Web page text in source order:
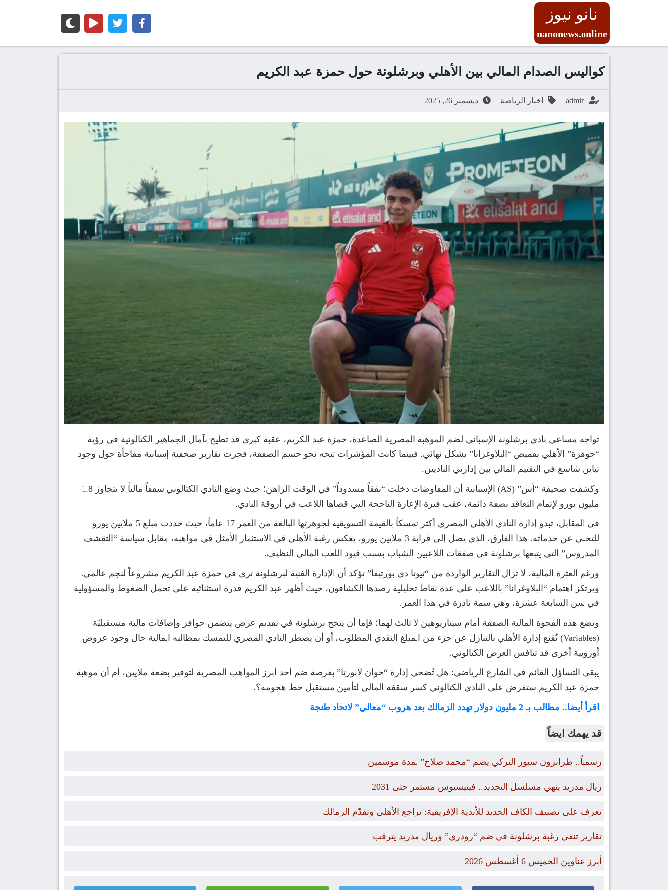
نانو نيوز
nanonews.online
كواليس الصدام المالي بين الأهلي وبرشلونة حول حمزة عبد الكريم
admin اخبار الرياضة ديسمبر 26, 2025
تواجه مساعي نادي برشلونة الإسباني لضم الموهبة المصرية الصاعدة، حمزة عبد الكريم، عقبة كبرى قد تطيح بآمال الجماهير الكتالونية في رؤية
“جوهرة” الأهلي بقميص “البلاوغرانا” بشكل نهائي. فبينما كانت المؤشرات تتجه نحو حسم الصفقة، فجرت تقارير صحفية إسبانية مفاجأة حول وجود
تباين شاسع في التقييم المالي بين إدارتي الناديين.
وكشفت صحيفة “آس” (AS) الإسبانية أن المفاوضات دخلت “نفقاً مسدوداً” في الوقت الراهن؛ حيث وضع النادي الكتالوني سقفاً مالياً لا يتجاوز 1.8
مليون يورو لإتمام التعاقد بصفة دائمة، عقب فترة الإعارة الناجحة التي قضاها اللاعب في أروقة النادي.
في المقابل، تبدو إدارة النادي الأهلي المصري أكثر تمسكاً بالقيمة التسويقية لجوهرتها البالغة من العمر 17 عاماً، حيث حددت مبلغ 5 ملايين يورو
للتخلي عن خدماته. هذا الفارق، الذي يصل إلى قرابة 3 ملايين يورو، يعكس رغبة الأهلي في الاستثمار الأمثل في مواهبه، مقابل سياسة “التقشف
المدروس” التي يتبعها برشلونة في صفقات اللاعبين الشباب بسبب قيود اللعب المالي النظيف.
ورغم العثرة المالية، لا تزال التقارير الواردة من “تيوتا دي بورتيفا” تؤكد أن الإدارة الفنية لبرشلونة ترى في حمزة عبد الكريم مشروعاً لنجم عالمي.
ويرتكز اهتمام “البلاوغرانا” باللاعب على عدة نقاط تحليلية رصدها الكشافون، حيث أظهر عبد الكريم قدرة استثنائية على تحمل الضغوط والمسؤولية
في سن السابعة عشرة، وهي سمة نادرة في هذا العمر.
وتضع هذه الفجوة المالية الصفقة أمام سيناريوهين لا ثالث لهما؛ فإما أن ينجح برشلونة في تقديم عرض يتضمن حوافز وإضافات مالية مستقبليّة
(Variables) تُقنع إدارة الأهلي بالتنازل عن جزء من المبلغ النقدي المطلوب، أو أن يضطر النادي المصري للتمسك بمطالبه المالية حال وجود عروض
أوروبية أخرى قد تنافس العرض الكتالوني.
يبقى التساؤل القائم في الشارع الرياضي: هل تُضحي إدارة “خوان لابورتا” بفرصة ضم أحد أبرز المواهب المصرية لتوفير بضعة ملايين، أم أن موهبة
حمزة عبد الكريم ستفرض على النادي الكتالوني كسر سقفه المالي لتأمين مستقبل خط هجومه؟.
اقرأ أيضا.. مطالب بـ 2 مليون دولار تهدد الزمالك بعد هروب “معالي” لاتحاد طنجة
قد يهمك ايضاً
رسمياً.. طرابزون سبور التركي يضم “محمد صلاح” لمدة موسمين
ريال مدريد ينهي مسلسل التجديد.. فينيسيوس مستمر حتى 2031
تعرف علي تصنيف الكاف الجديد للأندية الإفريقية: تراجع الأهلي وتقدّم الزمالك
تقارير تنفي رغبة برشلونة في ضم “رودري” وريال مدريد يترقب
أبرز عناوين الخميس 6 أغسطس 2026